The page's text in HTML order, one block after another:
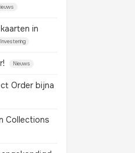
in
Nieuws
Order bijna
Collections